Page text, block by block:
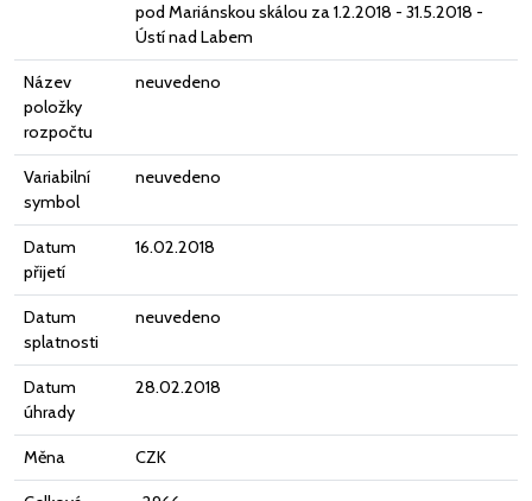
pod Mariánskou skálou za 1.2.2018 - 31.5.2018 -
Ústí nad Labem
Název
položky
rozpočtu
neuvedeno
Variabilní
symbol
neuvedeno
Datum
přijetí
16.02.2018
Datum
splatnosti
neuvedeno
Datum
úhrady
28.02.2018
Měna CZK